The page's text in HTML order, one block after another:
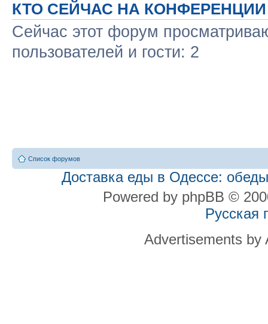
КТО СЕЙЧАС НА КОНФЕРЕНЦИИ
Сейчас этот форум
пользователей и гости: 2
Список форумов
Доставка еды в Одессе:
Powered by phpBB ©
Русская
Advertisements by